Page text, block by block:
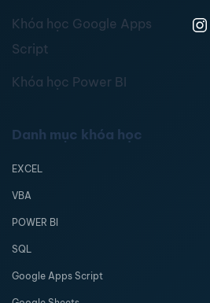
Khóa học Google Apps
Script
Khóa học Power BI
Danh mục khóa học
EXCEL
VBA
POWER BI
SQL
Google Apps Script